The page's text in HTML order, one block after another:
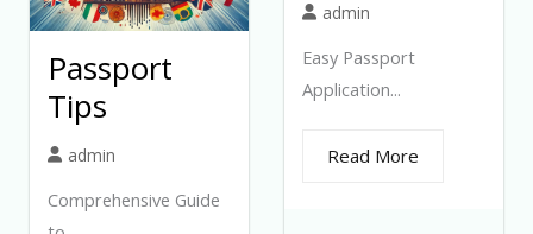
Passport
Tips
admin
Comprehensive Guide
admin
Easy Passport
Application...
Read More